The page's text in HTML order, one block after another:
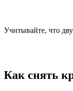
Учитывайте, что
Как снять